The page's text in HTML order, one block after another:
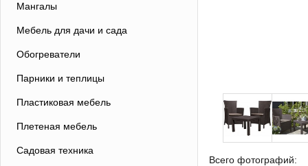
Мангалы
Мебель для дачи и сада
Обогреватели
Парники и теплицы
Пластиковая мебель
Плетеная мебель
Садовая техника
Всего фотографий: